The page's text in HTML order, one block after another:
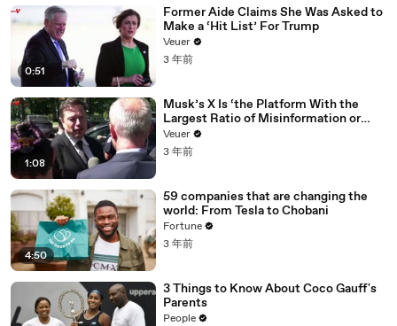
0:51
Former Aide Claims She Was Asked to
Make a ‘Hit List’ For Trump
Veuer
3 年前
1:08
Musk’s X Is ‘the Platform With the
Largest Ratio of Misinformation or
Disinformation’ Amongst All Social
Media Platforms
Veuer
3 年前
4:50
59 companies that are changing the
world: From Tesla to Chobani
Fortune
3 年前
3 Things to Know About Coco Gauff's
Parents
People